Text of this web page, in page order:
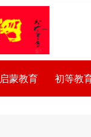
启蒙教育 初等教